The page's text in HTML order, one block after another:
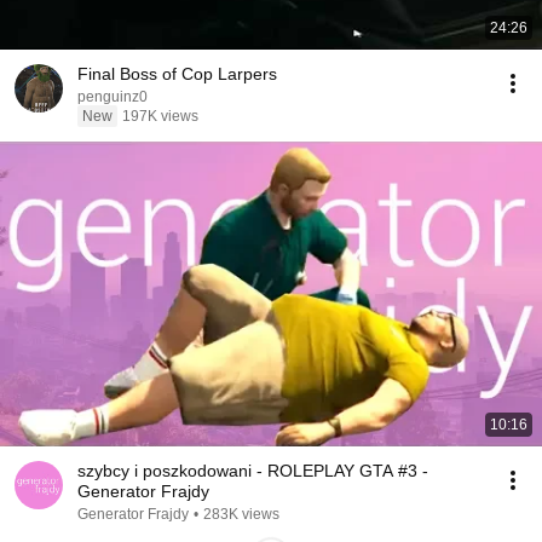
24:26
Final Boss of Cop Larpers
penguinz0
New
197K views
10:16
szybcy i poszkodowani - ROLEPLAY GTA #3 -
Generator Frajdy
Generator Frajdy • 283K views